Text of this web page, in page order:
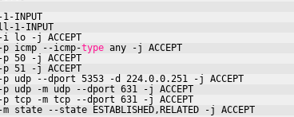
INPUT
1-INPUT
i lo -j ACCEPT
p icmp --icmp-type any -j ACCEPT
50 -j ACCEPT
51 -j ACCEPT
udp --dport 5353 -d 224.0.0.251 -j ACCEPT
udp -m udp --dport 631 -j ACCEPT
p tcp -m tcp --dport 631 -j ACCEPT
state --state ESTABLISHED,RELATED -j ACCEPT